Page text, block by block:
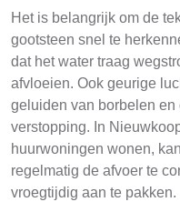
Het is belangrijk om de
gootsteen snel te
dat het water traag
afvloeien. Ook geurige
geluiden van borbelen
verstopping. In
huurwoningen wonen,
regelmatig de afvoer te
vroegtijdig aan te pakken.